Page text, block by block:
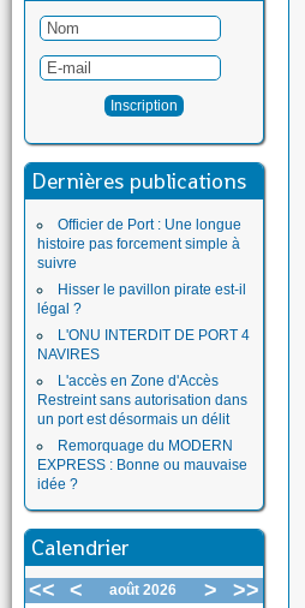
Dernières publications
Officier de Port : Une longue
histoire pas forcement simple à
suivre
Hisser le pavillon pirate est-il
légal ?
L'ONU INTERDIT DE PORT 4
NAVIRES
L'accès en Zone d'Accès
Restreint sans autorisation dans
un port est désormais un délit
Remorquage du MODERN
EXPRESS : Bonne ou mauvaise
idée ?
Calendrier
<< < août 2026 > >>